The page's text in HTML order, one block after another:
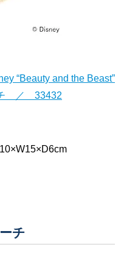
“Beauty and the Beast”
チ ／ 33432
チ